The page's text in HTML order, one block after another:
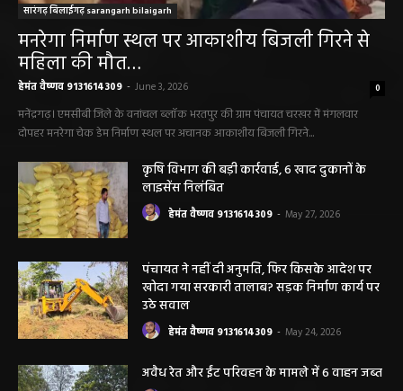
सारंगढ़ बिलाईगढ़ sarangarh bilaigarh
मनरेगा निर्माण स्थल पर आकाशीय बिजली गिरने से
महिला की मौत…
हेमंत वैष्णव 9131614309 - June 3, 2026 0
मनेंद्रगढ़। एमसीबी जिले के वनांचल ब्लॉक भरतपुर की ग्राम पंचायत चरखर में मंगलवार
दोपहर मनरेगा चेक डेम निर्माण स्थल पर अचानक आकाशीय बिजली गिरने...
कृषि विभाग की बड़ी कार्रवाई, 6 खाद दुकानों के
लाइसेंस निलंबित
हेमंत वैष्णव 9131614309 - May 27, 2026
पंचायत ने नहीं दी अनुमति, फिर किसके आदेश पर
खोदा गया सरकारी तालाब? सड़क निर्माण कार्य पर
उठे सवाल
हेमंत वैष्णव 9131614309 - May 24, 2026
अवैध रेत और ईंट परिवहन के मामले में 6 वाहन जब्त